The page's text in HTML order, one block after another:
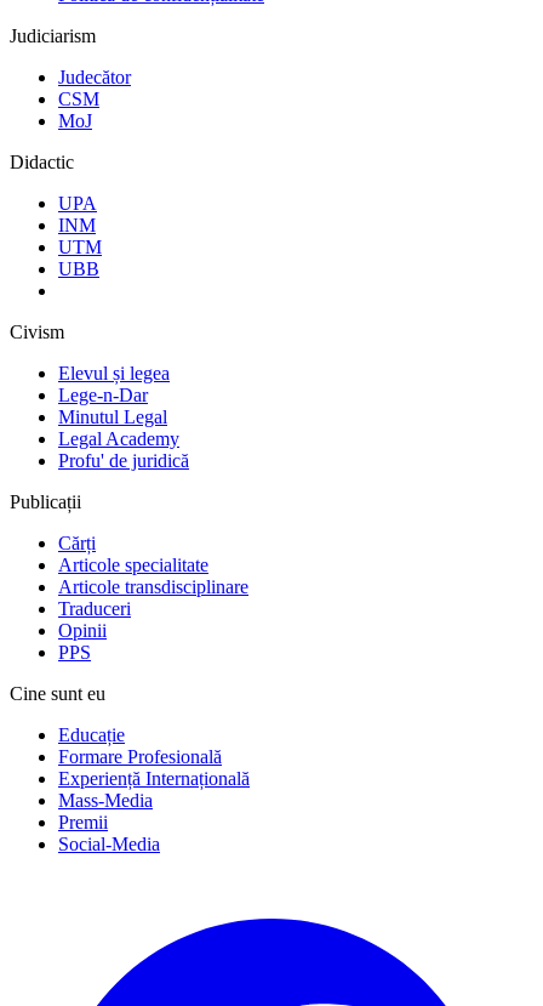
Judiciarism
Judecător
CSM
MoJ
Didactic
UPA
INM
UTM
UBB
Civism
Elevul și legea
Lege-n-Dar
Minutul Legal
Legal Academy
Profu' de juridică
Publicații
Cărți
Articole specialitate
Articole transdisciplinare
Traduceri
Opinii
PPS
Cine sunt eu
Educație
Formare Profesională
Experiență Internațională
Mass-Media
Premii
Social-Media